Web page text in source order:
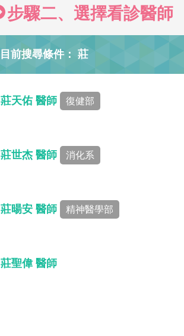
步驟二、選擇看診醫師
目前搜尋條件： 莊
莊天佑 醫師 復健部
莊世杰 醫師 消化系
莊暘安 醫師 精神醫學部
莊聖偉 醫師